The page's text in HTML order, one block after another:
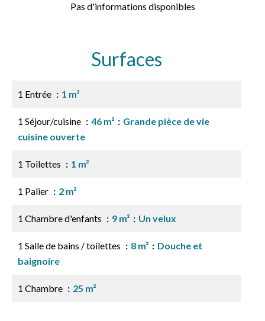
Pas d'informations disponibles
Surfaces
1 Entrée 1 m²
1 Séjour/cuisine 46 m²
Grande pièce de vie
cuisine ouverte
1 Toilettes 1 m²
1 Palier 2 m²
1 Chambre d'enfants 9 m² Un velux
1 Salle de bains / toilettes 8 m²
Douche et
baignoire
1 Chambre 25 m²